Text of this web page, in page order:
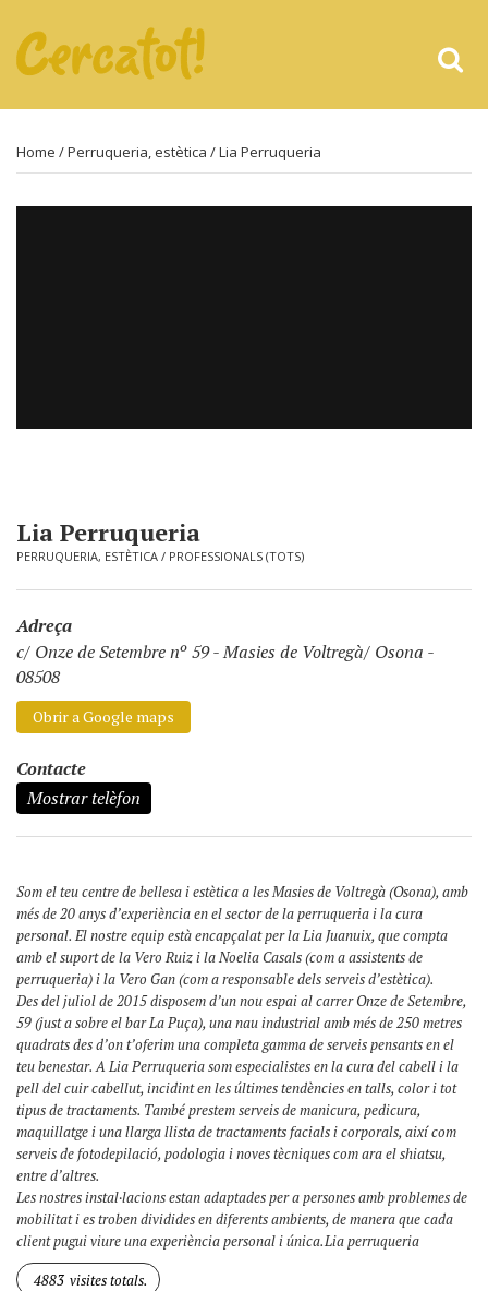
Home /Perruqueria, estètica / Lia Perruqueria
Lia Perruqueria
PERRUQUERIA, ESTÈTICA / PROFESSIONALS (TOTS)
Adreça
c/ Onze de Setembre nº 59-Masies de Voltregà/ Osona -
08508
Obrir a Google maps
Contacte
Mostrar telèfon
Som el teu centre de bellesa i estètica a les Masies de Voltregà (Osona), amb
més de 20 anys d’experiència en el sector de la perruqueria i la cura
personal. El nostre equip està encapçalat per la Lia Juanuix, que compta
amb el suport de la Vero Ruiz i la Noelia Casals (com a assistents de
perruqueria) i la Vero Gan (com a responsable dels serveis d’estètica).
Des del juliol de 2015 disposem d’un nou espai al carrer Onze de Setembre,
59 (just a sobre el bar La Puça), una nau industrial amb més de 250 metres
quadrats des d’on t’oferim una completa gamma de serveis pensants en el
teu benestar. A Lia Perruqueria som especialistes en la cura del cabell i la
pell del cuir cabellut, incidint en les últimes tendències en talls, color i tot
tipus de tractaments. També prestem serveis de manicura, pedicura,
maquillatge i una llarga llista de tractaments facials i corporals, així com
serveis de fotodepilació, podologia i noves tècniques com ara el shiatsu,
entre d’altres.
Les nostres instal·lacions estan adaptades per a persones amb problemes de
mobilitat i es troben dividides en diferents ambients, de manera que cada
client pugui viure una experiència personal i única.Lia perruqueria
4883 visites totals.